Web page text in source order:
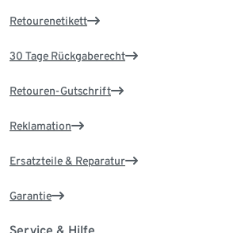
Retourenetikett
30 Tage Rückgaberecht
Retouren-Gutschrift
Reklamation
Ersatzteile & Reparatur
Garantie